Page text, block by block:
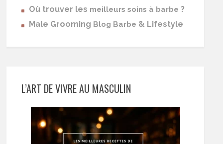
Où trouver les meilleurs soins à barbe ?
Male Grooming Blog Barbe & Lifestyle
L’ART DE VIVRE AU MASCULIN